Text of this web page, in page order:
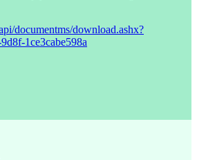
documentms/download.ashx?
1ce3cabe598a